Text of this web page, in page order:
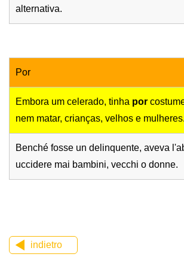
alternativa.
Por
Embora um celerado, tinha por
nem matar, crianças, velhos e mulheres.
Benché fosse un delinquente, aveva
uccidere mai bambini, vecchi o donne.
indietro